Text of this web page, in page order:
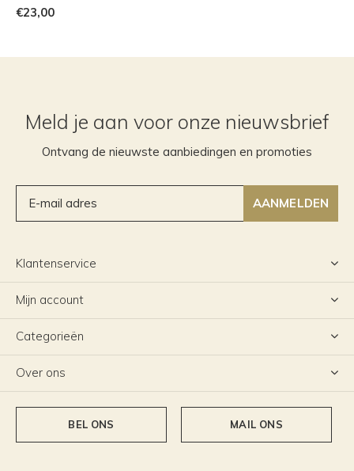
€23,00
Meld je aan voor onze nieuwsbrief
Ontvang de nieuwste aanbiedingen en promoties
AANMELDEN
Klantenservice
Mijn account
Categorieën
Over ons
BEL ONS MAIL ONS